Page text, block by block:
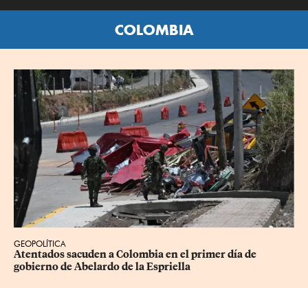
COLOMBIA
GEOPOLÍTICA
Atentados sacuden a Colombia en el primer día de
gobierno de Abelardo de la Espriella